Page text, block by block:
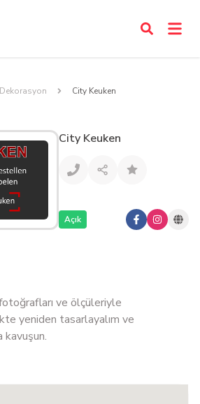
City Keuken
City Keuken
Açık
ve ölçüleriyle
yeniden tasarlayalım ve
kavuşun.